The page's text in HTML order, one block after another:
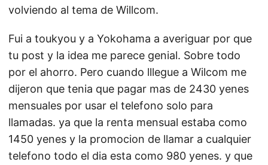
volviendo al tema de Willcom.
Fui a toukyou y a Yokohama a averiguar por que
tu post y la idea me parece genial. Sobre todo
por el ahorro. Pero cuando lllegue a Wilcom me
dijeron que tenia que pagar mas de 2430 yenes
mensuales por usar el telefono solo para
llamadas. ya que la renta mensual estaba como
1450 yenes y la promocion de llamar a cualquier
telefono todo el dia esta como 980 yenes. y que